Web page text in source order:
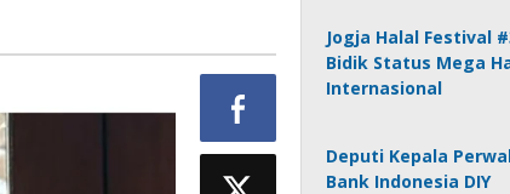
Jogja Halal Festival
Bidik Status Mega
Internasional
Deputi Kepala
Bank Indonesia DIY